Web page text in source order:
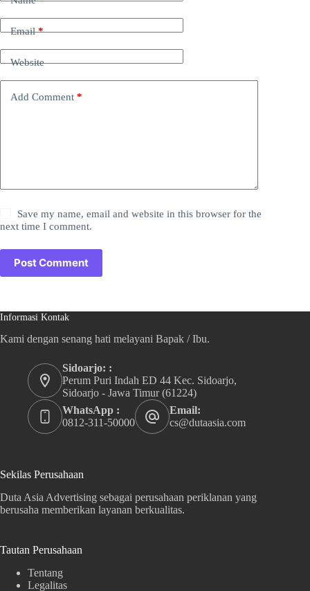
Email*
Website
Add Comment *
Save my name, email and website in this browser for the
next time I comment.
Post Comment
Informasi Kontak
Kami dengan senang hati melayani Bapak / Ibu.
Sidoarjo: :
Perum Puri Indah ED 44 Kec. Sidoarjo,
Sidoarjo - Jawa Timur (61224)
WhatsApp :
0812-311-50000
Email:
cs@dutaasia.com
Sekilas Perusahaan
Duta Asia Advertising sebagai perusahaan periklanan yang
berusaha memberikan layanan berkualitas.
Tautan Perusahaan
Tentang
Legalitas